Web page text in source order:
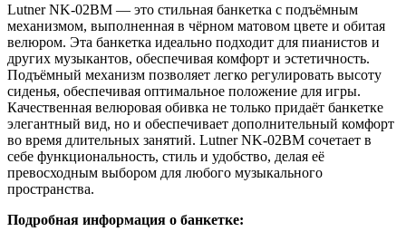
Lutner NK-02BM — это стильная банкетка с подъёмным
механизмом, выполненная в чёрном матовом цвете и обитая
велюром. Эта банкетка идеально подходит для пианистов и
других музыкантов, обеспечивая комфорт и эстетичность.
Подъёмный механизм позволяет легко регулировать высоту
сиденья, обеспечивая оптимальное положение для игры.
Качественная велюровая обивка не только придаёт банкетке
элегантный вид, но и обеспечивает дополнительный комфорт
во время длительных занятий. Lutner NK-02BM сочетает в
себе функциональность, стиль и удобство, делая её
превосходным выбором для любого музыкального
пространства.
Подробная информация о банкетке: